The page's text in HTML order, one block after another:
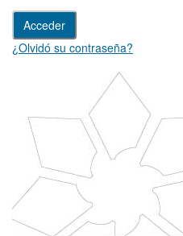
¿Olvidó su contraseña?